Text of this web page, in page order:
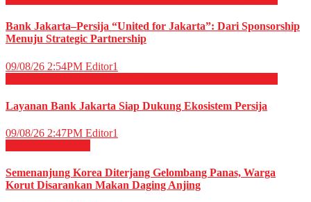
Bank Jakarta–Persija “United for Jakarta”: Dari Sponsorship
Menuju Strategic Partnership
09/08/26 2:54PM Editor1
Layanan Bank Jakarta Siap Dukung Ekosistem Persija
09/08/26 2:47PM Editor1
Semenanjung Korea Diterjang Gelombang Panas, Warga
Korut Disarankan Makan Daging Anjing